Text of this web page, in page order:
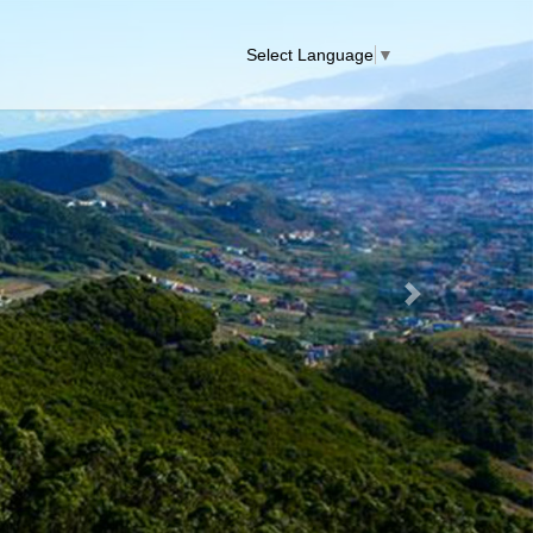
Select Language ▼
Next